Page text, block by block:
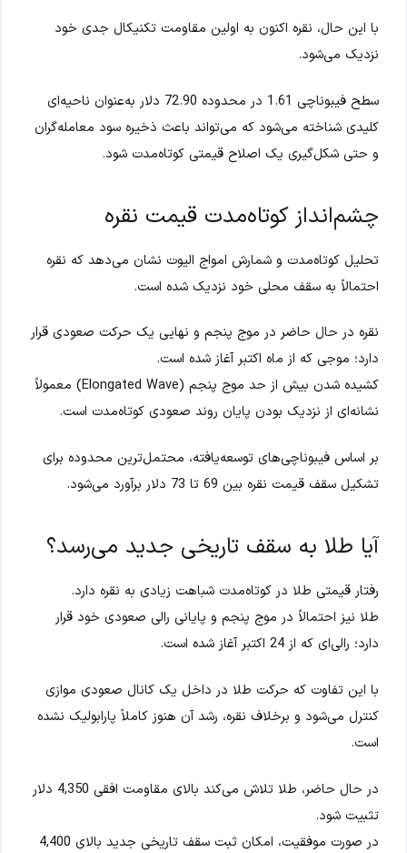
با این حال، نقره اکنون به اولین مقاومت تکنیکال جدی خود
نزدیک می‌شود.
سطح فیبوناچی 1.61 در محدوده 72.90 دلار به‌عنوان ناحیه‌ای
کلیدی شناخته می‌شود که می‌تواند باعث ذخیره سود معامله‌گران
و حتی شکل‌گیری یک اصلاح قیمتی کوتاه‌مدت شود.
چشم‌انداز کوتاه‌مدت قیمت نقره
تحلیل کوتاه‌مدت و شمارش امواج الیوت نشان می‌دهد که نقره
احتمالاً به سقف محلی خود نزدیک شده است.
نقره در حال حاضر در موج پنجم و نهایی یک حرکت صعودی قرار
دارد؛ موجی که از ماه اکتبر آغاز شده است.
کشیده شدن بیش از حد موج پنجم (Elongated Wave) معمولاً
نشانه‌ای از نزدیک بودن پایان روند صعودی کوتاه‌مدت است.
بر اساس فیبوناچی‌های توسعه‌یافته، محتمل‌ترین محدوده برای
تشکیل سقف قیمت نقره بین 69 تا 73 دلار برآورد می‌شود.
آیا طلا به سقف تاریخی جدید می‌رسد؟
رفتار قیمتی طلا در کوتاه‌مدت شباهت زیادی به نقره دارد.
طلا نیز احتمالاً در موج پنجم و پایانی رالی صعودی خود قرار
دارد؛ رالی‌ای که از 24 اکتبر آغاز شده است.
با این تفاوت که حرکت طلا در داخل یک کانال صعودی موازی
کنترل می‌شود و برخلاف نقره، رشد آن هنوز کاملاً پارابولیک نشده
است.
در حال حاضر، طلا تلاش می‌کند بالای مقاومت افقی 4,350 دلار
تثبیت شود.
در صورت موفقیت، امکان ثبت سقف تاریخی جدید بالای 4,400